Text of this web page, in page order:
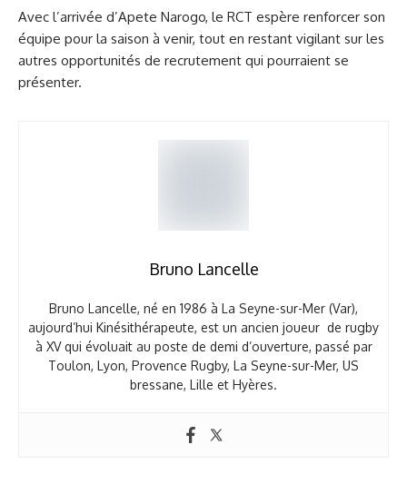
Avec l’arrivée d’Apete Narogo, le RCT espère renforcer son
équipe pour la saison à venir, tout en restant vigilant sur les
autres opportunités de recrutement qui pourraient se
présenter.
Bruno Lancelle
Bruno Lancelle, né en 1986 à La Seyne-sur-Mer (Var),
aujourd’hui Kinésithérapeute, est un ancien joueur de rugby
à XV qui évoluait au poste de demi d’ouverture, passé par
Toulon, Lyon, Provence Rugby, La Seyne-sur-Mer, US
bressane, Lille et Hyères.